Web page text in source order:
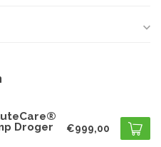
Droger
€999,00